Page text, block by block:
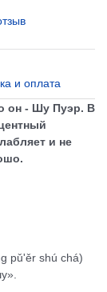
и оплата
он - Шу Пуэр. В
и не
pǔ'ěr shú chá)